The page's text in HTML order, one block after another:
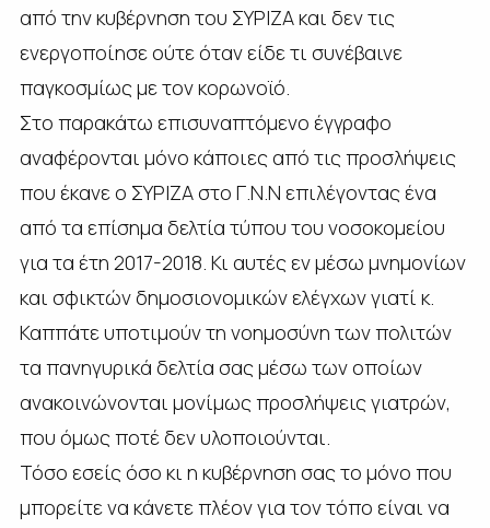
από την κυβέρνηση του ΣΥΡΙΖΑ και δεν τις
ενεργοποίησε ούτε όταν είδε τι συνέβαινε
παγκοσμίως με τον κορωνοϊό.
Στο παρακάτω επισυναπτόμενο έγγραφο
αναφέρονται μόνο κάποιες από τις προσλήψεις
που έκανε ο ΣΥΡΙΖΑ στο Γ.Ν.Ν επιλέγοντας ένα
από τα επίσημα δελτία τύπου του νοσοκομείου
για τα έτη 2017-2018. Κι αυτές εν μέσω μνημονίων
και σφικτών δημοσιονομικών ελέγχων γιατί κ.
Καππάτε υποτιμούν τη νοημοσύνη των πολιτών
τα πανηγυρικά δελτία σας μέσω των οποίων
ανακοινώνονται μονίμως προσλήψεις γιατρών,
που όμως ποτέ δεν υλοποιούνται.
Τόσο εσείς όσο κι η κυβέρνηση σας το μόνο που
μπορείτε να κάνετε πλέον για τον τόπο είναι να